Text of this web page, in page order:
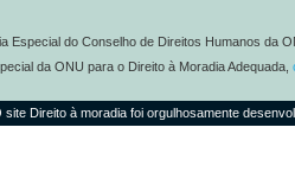
Especial do Conselho de Direitos Humanos da
da ONU para o Direito à Moradia Adequada,
site Direito à moradia foi orgulhosamente